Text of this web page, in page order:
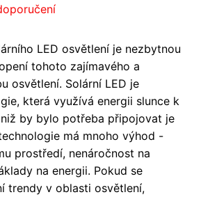
LED osvětlení je nezbytnou
tohoto zajímavého a
osvětlení. Solární LED je
která využívá energii slunce k
by bylo potřeba připojovat je
má mnoho výhod -
prostředí, nenáročnost na
na energii. Pokud se
trendy v oblasti osvětlení,